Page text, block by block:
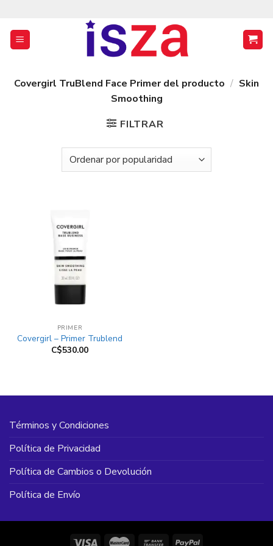
contenido
Covergirl TruBlend Face Primer del producto / Skin
Smoothing
FILTRAR
PRIMER
Covergirl – Primer Trublend
C$530.00
Términos y Condiciones
Política de Privacidad
Política de Cambios o Devolución
Política de Envío